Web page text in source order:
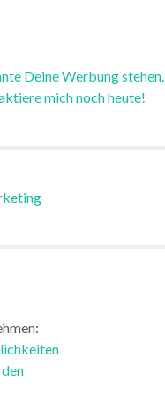
Deine Werbung stehen.
mich noch heute!